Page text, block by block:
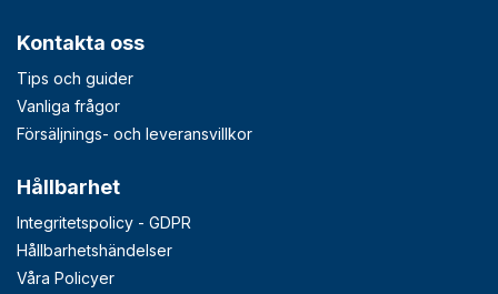
Kontakta oss
Tips och guider
Vanliga frågor
Försäljnings- och leveransvillkor
Hållbarhet
Integritetspolicy - GDPR
Hållbarhetshändelser
Våra Policyer